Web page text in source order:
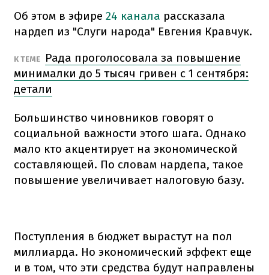
Об этом в эфире 24 канала рассказала
нардеп из "Слуги народа" Евгения Кравчук.
К ТЕМЕ
Рада проголосовала за повышение
минималки до 5 тысяч гривен с 1 сентября:
детали
Большинство чиновников говорят о
социальной важности этого шага. Однако
мало кто акцентирует на экономической
составляющей. По словам нардепа, такое
повышение увеличивает налоговую базу.
Поступления в бюджет вырастут на пол
миллиарда. Но экономический эффект еще
и в том, что эти средства будут направлены